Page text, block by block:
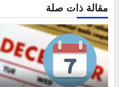
مقالة ذات صلة